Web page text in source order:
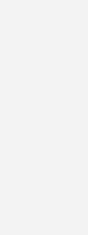
Vertriebsweg
den
die Planung und
Daher
von
seit rund
Sie in
–
dem
sind